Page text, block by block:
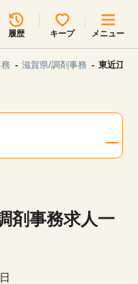
履歴 キープ メニュー
滋賀県/調剤事務 東近江市
剤事務求人一
さい
す。
中国・四国